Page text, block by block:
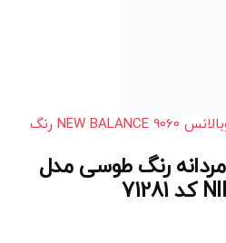
کفش و کتانی مردانه مدل نیوبالانس 9060 NEW BALANCE رنگ
رنگ طوسی مدل